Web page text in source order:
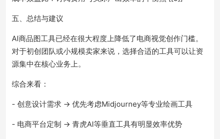
五、总结与建议
AI商品图工具已经在很大程度上降低了电商视觉创作门槛。
对于初创团队或小规模卖家来说，选择合适的工具可以让资
源集中在核心业务上。
综合来看：
- 创意设计需求 → 优先考虑Midjourney等专业绘画工具
- 电商平台定制 → 青虎AI等垂直工具有明显效率优势